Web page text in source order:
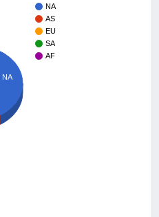
NA
AS
EU
SA
AF
NA